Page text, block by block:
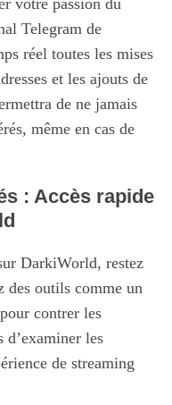
votre passion du
Telegram de
réel toutes les mises
et les ajouts de
de ne jamais
même en cas de
: Accès rapide
DarkiWorld, restez
des outils comme un
contrer les
d’examiner les
de streaming